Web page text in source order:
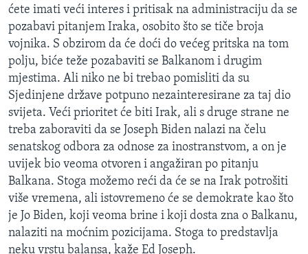
ćete imati veći interes i pritisak na administraciju da se
pozabavi pitanjem Iraka, osobito što se tiče broja
vojnika. S obzirom da će doći do većeg pritska na tom
polju, biće teže pozabaviti se Balkanom i drugim
mjestima. Ali niko ne bi trebao pomisliti da su
Sjedinjene države potpuno nezainteresirane za taj dio
svijeta. Veći prioritet će biti Irak, ali s druge strane ne
treba zaboraviti da se Joseph Biden nalazi na čelu
senatskog odbora za odnose za inostranstvom, a on je
uvijek bio veoma otvoren i angažiran po pitanju
Balkana. Stoga možemo reći da će se na Irak potrošiti
više vremena, ali istovremeno će se demokrate kao što
je Jo Biden, koji veoma brine i koji dosta zna o Balkanu,
nalaziti na moćnim pozicijama. Stoga to predstavlja
neku vrstu balansa, kaže Ed Joseph.